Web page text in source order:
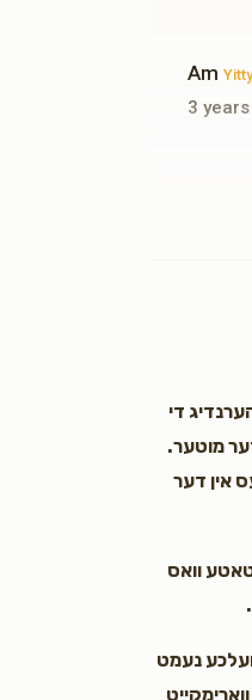
Am
3
די
מוטער.
אין דער
וואס
נעמט